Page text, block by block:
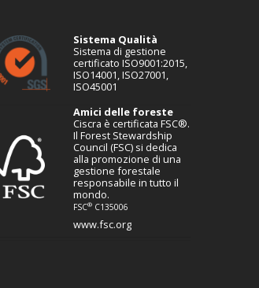
Sistema Qualità
Sistema di gestione
certificato ISO9001:2015,
ISO14001, ISO27001,
ISO45001
Amici delle foreste
Ciscra è certificata FSC®.
Il Forest Stewardship
Council (FSC) si dedica
alla promozione di una
gestione forestale
responsabile in tutto il
mondo.
FSC®C135006
www.fsc.org